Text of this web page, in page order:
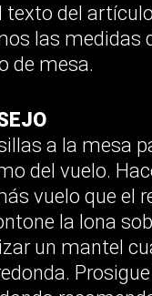
texto del
las medidas
de mesa.
a la mesa
del vuelo.
vuelo que el
la lona
un mantel